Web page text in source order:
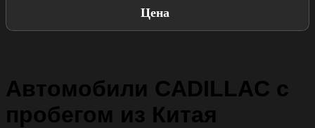
Цена
Автомобили CADILLAC с
пробегом из Китая